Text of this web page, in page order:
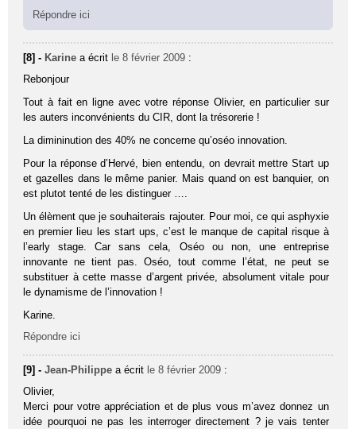
Répondre ici
[8] - Karine a écrit le 8 février 2009 :
Rebonjour
Tout à fait en ligne avec votre réponse Olivier, en particulier sur
les auters inconvénients du CIR, dont la trésorerie !
La dimininution des 40% ne concerne qu’oséo innovation.
Pour la réponse d’Hervé, bien entendu, on devrait mettre Start up
et gazelles dans le même panier. Mais quand on est banquier, on
est plutot tenté de les distinguer ….
Un élèment que je souhaiterais rajouter. Pour moi, ce qui asphyxie
en premier lieu les start ups, c’est le manque de capital risque à
l’early stage. Car sans cela, Oséo ou non, une entreprise
innovante ne tient pas. Oséo, tout comme l’état, ne peut se
substituer à cette masse d’argent privée, absolument vitale pour
le dynamisme de l’innovation !
Karine.
Répondre ici
[9] -Jean-Philippe a écrit le 8 février 2009 :
Olivier,
Merci pour votre appréciation et de plus vous m’avez donnez un
idée pourquoi ne pas les interroger directement ? je vais tenter